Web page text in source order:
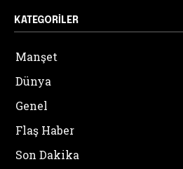
KATEGORILER
Manşet
Dünya
Genel
Flaş Haber
Son Dakika